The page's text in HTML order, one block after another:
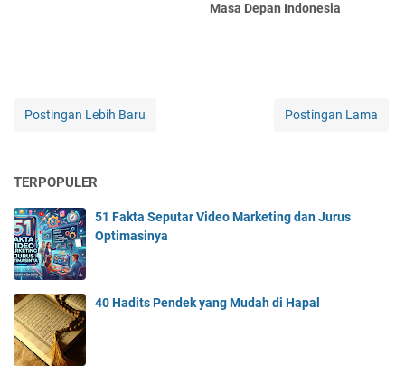
Masa Depan Indonesia
Postingan Lebih Baru Postingan Lama
TERPOPULER
51 Fakta Seputar Video Marketing dan Jurus
Optimasinya
40 Hadits Pendek yang Mudah di Hapal